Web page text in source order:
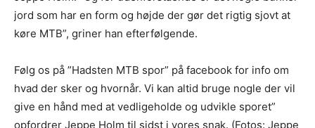
jord som har en form og højde der gør det rigtig sjovt at
køre MTB”, griner han efterfølgende.
Følg os på ”Hadsten MTB spor” på facebook for info om
hvad der sker og hvornår. Vi kan altid bruge nogle der vil
give en hånd med at vedligeholde og udvikle sporet”
opfordrer Jeppe Holm til sidst i vores snak. (Fotos: Jeppe